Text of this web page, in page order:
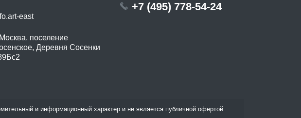
east
Москва, поселение
Деревня Сосенки
+7 (495) 778-54-24
и информационный характер и не является публичной офертой